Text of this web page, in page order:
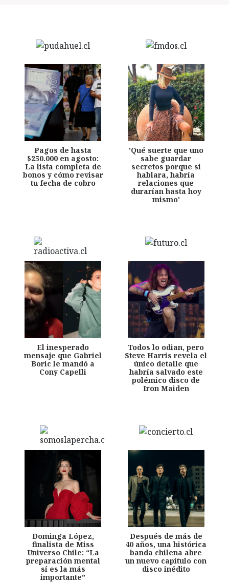
Pagos de hasta
$250.000 en agosto:
La lista completa de
bonos y cómo revisar
tu fecha de cobro
'Qué suerte que uno
sabe guardar
secretos porque si
hablara, habría
relaciones que
durarían hasta hoy
mismo'
El inesperado
mensaje que Gabriel
Boric le mandó a
Cony Capelli
Todos lo odian, pero
Steve Harris revela el
único detalle que
habría salvado este
polémico disco de
Iron Maiden
Dominga López,
finalista de Miss
Universo Chile: “La
preparación mental
sí es la más
importante”
Después de más de
40 años, una histórica
banda chilena abre
un nuevo capítulo con
disco inédito